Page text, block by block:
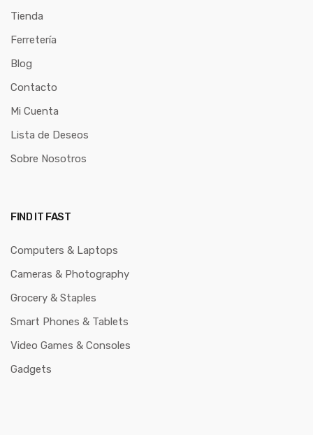
Tienda
Ferretería
Blog
Contacto
Mi Cuenta
Lista de Deseos
Sobre Nosotros
FIND IT FAST
Computers & Laptops
Cameras & Photography
Grocery & Staples
Smart Phones & Tablets
Video Games & Consoles
Gadgets